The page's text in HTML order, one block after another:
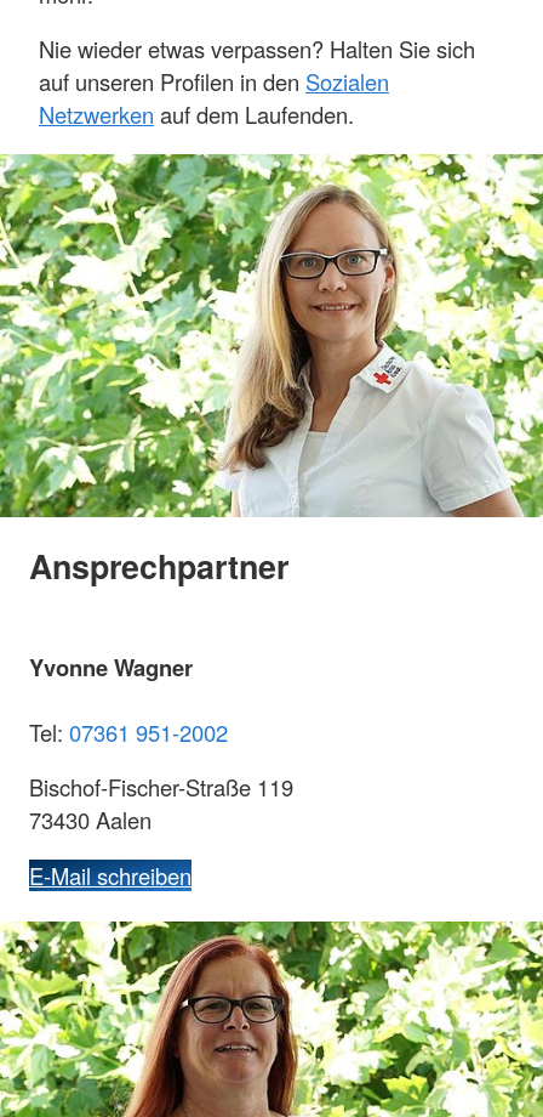
Nie wieder etwas verpassen? Halten Sie sich
auf unseren Profilen in den Sozialen
Netzwerken auf dem Laufenden.
Ansprechpartner
Yvonne Wagner
Tel: 07361 951-2002
Bischof-Fischer-Straße 119
73430 Aalen
E-Mail schreiben